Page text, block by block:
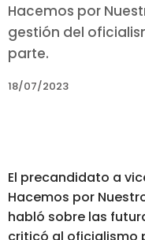
Hacemos por
gestión del
parte.
18/07/2023
El precandidato a
Hacemos por
habló sobre las